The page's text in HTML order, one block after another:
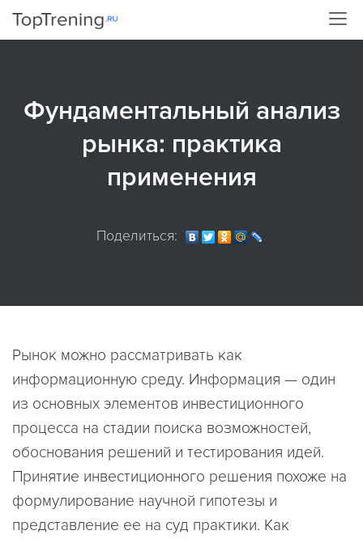
Фундаментальный анализ
рынка: практика
применения
Поделиться:
Рынок можно рассматривать как
информационную среду. Информация — один
из основных элементов инвестиционного
процесса на стадии поиска возможностей,
обоснования решений и тестирования идей.
Принятие инвестиционного решения похоже на
формулирование научной гипотезы и
представление ее на суд практики. Как